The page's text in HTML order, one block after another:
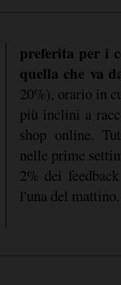
preferita per i
quella che va
20%), orario in
più inclini a
shop online.
nelle prime
2% dei
l'una del mattino.